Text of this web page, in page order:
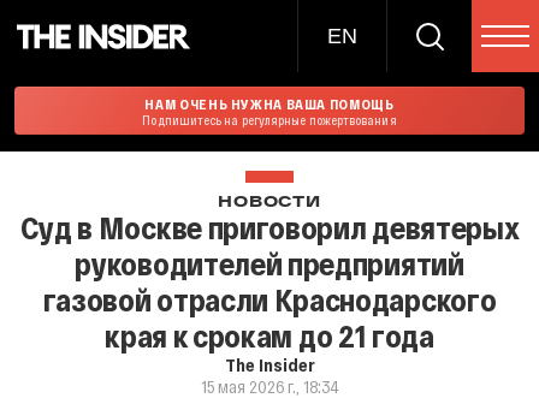
EN
НАМ ОЧЕНЬ НУЖНА ВАША ПОМОЩЬ
Подпишитесь на регулярные пожертвования
НОВОСТИ
Суд в Москве приговорил девятерых
руководителей предприятий
газовой отрасли Краснодарского
края к срокам до 21 года
The Insider
15 мая 2026 г., 18:34